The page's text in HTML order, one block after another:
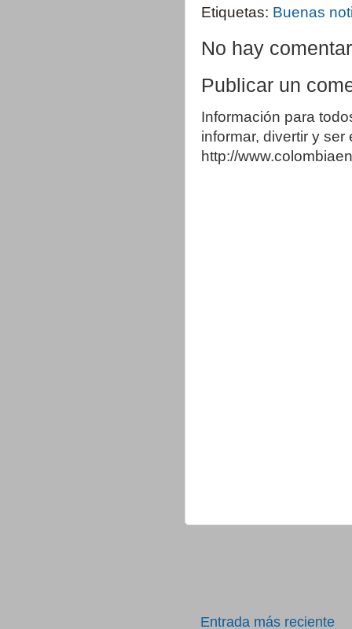
Etiquetas: Buenas
No hay
Publicar un
Información para
informar, divertir y
http://
Entrada más reciente